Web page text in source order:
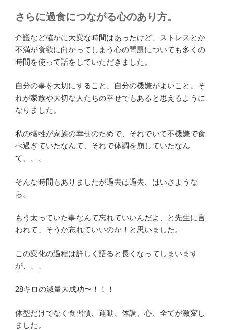
さらに過食につながる心のあり方。
介護など確かに大変な時間はあったけど、ストレスとか
不満が食欲に向かってしまう心の問題についても多くの
時間を使って話をしていただきました。
自分の事を大切にすること、自分の機嫌がよいこと、そ
れが家族や大切な人たちの幸せでもあると思えるように
なりました。
私の犠牲が家族の幸せのためで、それでいて不機嫌で食
べ過ぎていたなんて、それで体調を崩していたなん
て、、、
そんな時間もありましたが過去は過去、はいさような
ら。
もう太っていた事なんて忘れていいんだよ、と先生に言
われて、そうか忘れていいのか！と思いました。
この変化の過程は詳しく語ると長くなってしまいます
が、、、
28キロの減量大成功〜！！！
体型だけでなく食習慣、運動、体調、心、全てが激変し
ました。